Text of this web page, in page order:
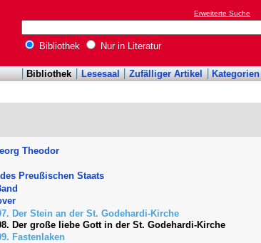
Erweiterte Suche
Bibliothek Nur in Literatur
Bibliothek Lesesaal Zufälliger Artikel Kategorien
Theodor
Preußischen Staats
Der Stein an der St. Godehardi-Kirche
Der große liebe Gott in der St. Godehardi-Kirche
Fastenlaken